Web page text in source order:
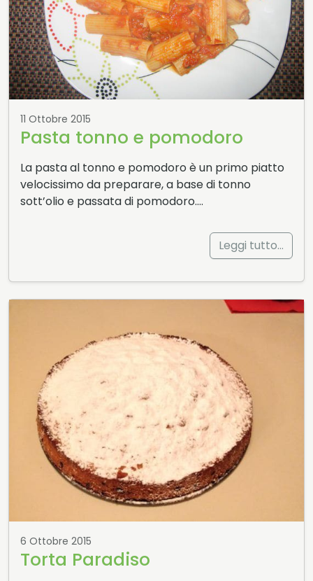
11 Ottobre 2015
Pasta tonno e pomodoro
La pasta al tonno e pomodoro è un primo piatto
velocissimo da preparare, a base di tonno
sott’olio e passata di pomodoro….
Leggi tutto…
6 Ottobre 2015
Torta Paradiso